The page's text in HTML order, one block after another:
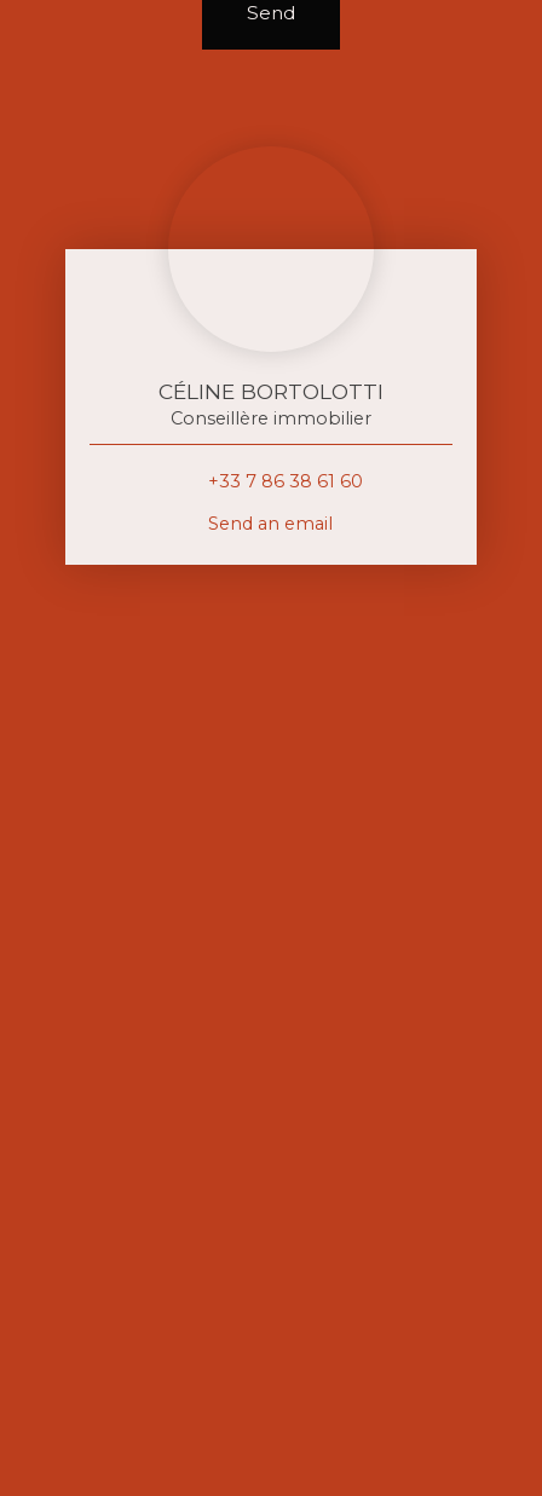
Send
CÉLINE BORTOLOTTI
Conseillère immobilier
+33 7 86 38 61 60
Send an email